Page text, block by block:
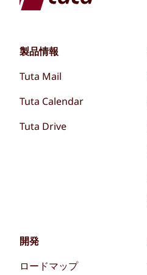
製品情報
Tuta Mail
Tuta Calendar
Tuta Drive
開発
ロードマップ